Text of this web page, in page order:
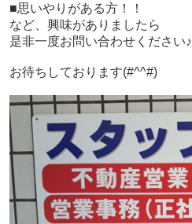
■思いやりがある方！！
など、興味がありましたら
是非一度お問い合わせください♪
お待ちしております(#^^#)